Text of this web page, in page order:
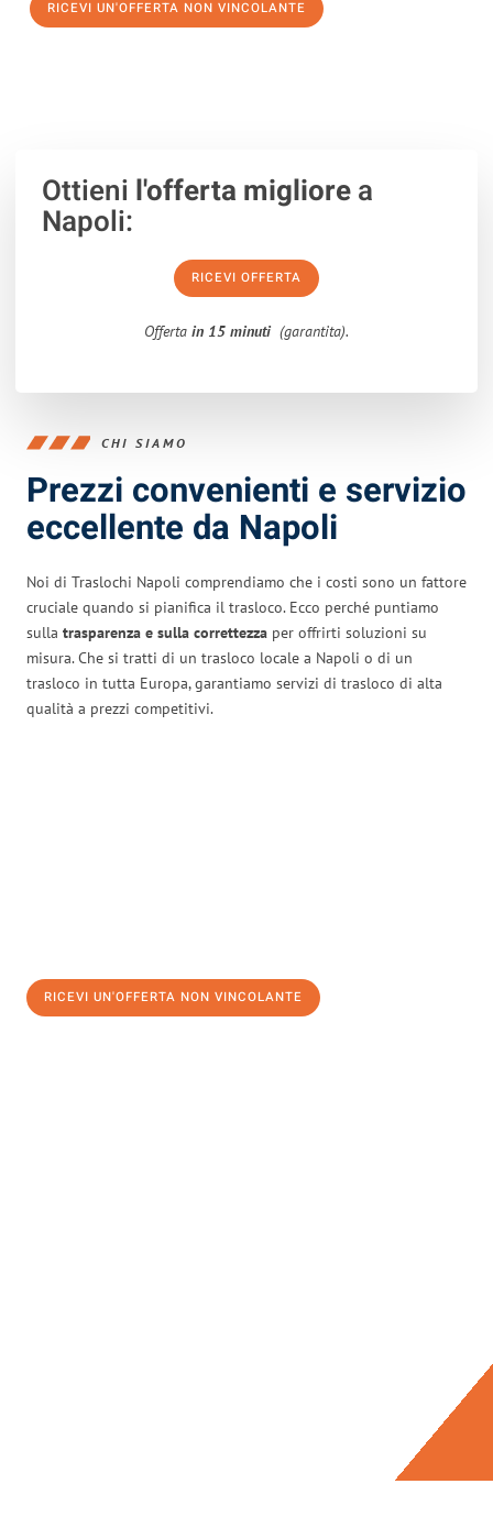
RICEVI UN'OFFERTA NON VINCOLANTE
Ottieni l'offerta migliorea
Napoli:
RICEVI OFFERTA
Offerta in 15 minuti (garantita).
CHI SIAMO
Prezzi convenienti e servizio
eccellente da Napoli
Noi di Traslochi Napoli comprendiamo che i costi sono un fattore
cruciale quando si pianifica il trasloco. Ecco perché puntiamo
sulla trasparenza e sulla correttezza per offrirti soluzioni su
misura. Che si tratti di un trasloco locale a Napoli o di un
trasloco in tutta Europa, garantiamo servizi di trasloco di alta
qualità a prezzi competitivi.
RICEVI UN'OFFERTA NON VINCOLANTE